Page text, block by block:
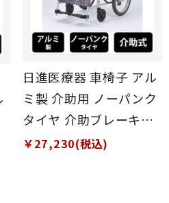
日進医療器 車椅子 アル
ミ製 介助用 ノーパンク
タイヤ 介助ブレーキ付
￥27,230(税込)